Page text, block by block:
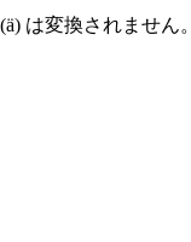
は変換されません。